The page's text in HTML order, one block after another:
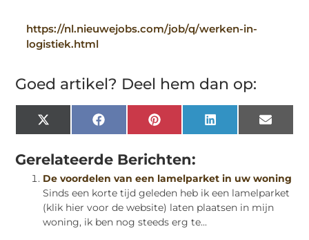
https://nl.nieuwejobs.com/job/q/werken-in-
logistiek.html
Goed artikel? Deel hem dan op:
X
(Twitter)
FacebookPinterestLinkedInEmail
Gerelateerde Berichten:
De voordelen van een lamelparket in uw woning
Sinds een korte tijd geleden heb ik een lamelparket
(klik hier voor de website) laten plaatsen in mijn
woning, ik ben nog steeds erg te...